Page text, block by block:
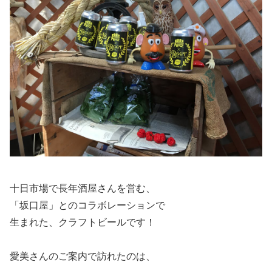
十日市場で長年酒屋さんを営む、
「坂口屋」とのコラボレーションで
生まれた、クラフトビールです！
愛美さんのご案内で訪れたのは、